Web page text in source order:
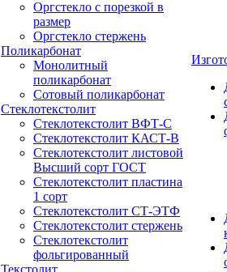
Оргстекло с порезкой в
размер
Оргстекло стержень
Поликарбонат
Монолитный
поликарбонат
Сотовый поликарбонат
Стеклотекстолит
Стеклотекстолит ВФТ-С
Стеклотекстолит КАСТ-В
Стеклотекстолит листовой
Высший сорт ГОСТ
Стеклотекстолит пластина
1 сорт
Стеклотекстолит СТ-ЭТФ
Стеклотекстолит стержень
Стеклотекстолит
фольгированный